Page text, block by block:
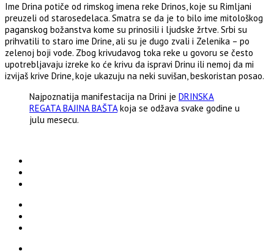
Ime Drina potiče od rimskog imena reke Drinos, koje su Rimljani
preuzeli od starosedelaca. Smatra se da je to bilo ime mitološkog
paganskog božanstva kome su prinosili i ljudske žrtve. Srbi su
prihvatili to staro ime Drine, ali su je dugo zvali i Zelenika – po
zelenoj boji vode. Zbog krivudavog toka reke u govoru se često
upotrebljavaju izreke ko će krivu da ispravi Drinu ili nemoj da mi
izvijaš krive Drine, koje ukazuju na neki suvišan, beskoristan posao.
Najpoznatija manifestacija na Drini je DRINSKA
REGATA BAJINA BAŠTAkoja se odžava svake godine u
julu mesecu.